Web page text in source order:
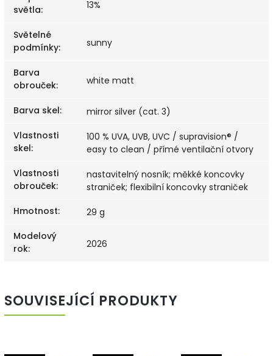
světla: 13%
Světelné
podmínky: sunny
Barva
obrouček: white matt
Barva skel:
mirror silver (cat. 3)
Vlastnosti
skel:
100 % UVA, UVB, UVC / supravision® /
easy to clean / přímé ventilační otvory
Vlastnosti
obrouček:
nastavitelný nosník; měkké koncovky
straniček; flexibilní koncovky straniček
Hmotnost:
29 g
Modelový
rok: 2026
SOUVISEJÍCÍ PRODUKTY